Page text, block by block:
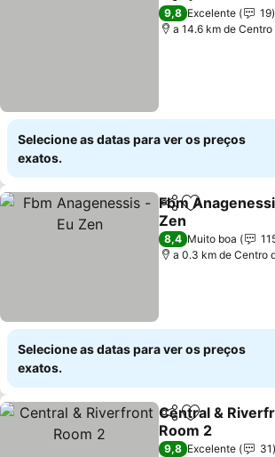
9,8 Excelente
19
a 14.6 km de
Selecione as datas para ver os preços
exatos.
PartilharAdicionar
Fbm
Zen
8,4 Muito boa
a 0.3 km de Centro
Selecione as datas para ver os preços
exatos.
PartilharAdicionar
Central &
Room 2
9,8 Excelente
31